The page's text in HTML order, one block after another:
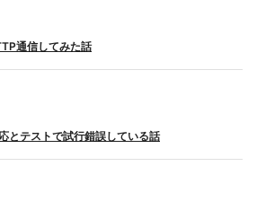
通信してみた話
とテストで試行錯誤している話